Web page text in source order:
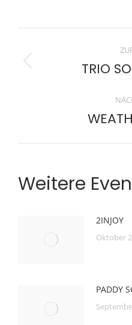
TRIO
Weitere
2INJOY
Oktober
PADDY